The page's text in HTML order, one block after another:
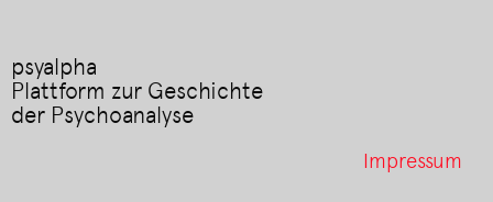
psyalpha
Plattform zur Geschichte
der Psychoanalyse
Impressum